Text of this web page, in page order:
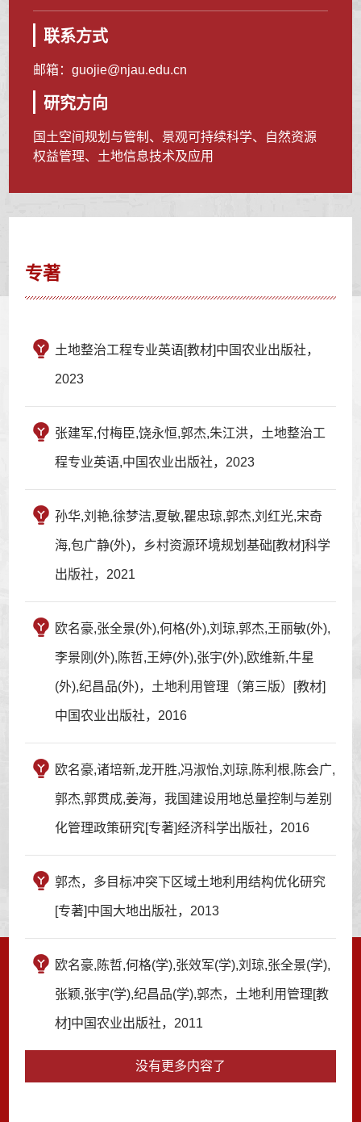
联系方式
邮箱：guojie@njau.edu.cn
研究方向
国土空间规划与管制、景观可持续科学、自然资源
权益管理、土地信息技术及应用
专著
土地整治工程专业英语[教材]中国农业出版社，
2023
张建军,付梅臣,饶永恒,郭杰,朱江洪，土地整治工
程专业英语,中国农业出版社，2023
孙华,刘艳,徐梦洁,夏敏,瞿忠琼,郭杰,刘红光,宋奇
海,包广静(外)，乡村资源环境规划基础[教材]科学
出版社，2021
欧名豪,张全景(外),何格(外),刘琼,郭杰,王丽敏(外),
李景刚(外),陈哲,王婷(外),张宇(外),欧维新,牛星
(外),纪昌品(外)，土地利用管理（第三版）[教材]
中国农业出版社，2016
欧名豪,诸培新,龙开胜,冯淑怡,刘琼,陈利根,陈会广,
郭杰,郭贯成,姜海，我国建设用地总量控制与差别
化管理政策研究[专著]经济科学出版社，2016
郭杰，多目标冲突下区域土地利用结构优化研究
[专著]中国大地出版社，2013
欧名豪,陈哲,何格(学),张效军(学),刘琼,张全景(学),
张颖,张宇(学),纪昌品(学),郭杰，土地利用管理[教
材]中国农业出版社，2011
没有更多内容了